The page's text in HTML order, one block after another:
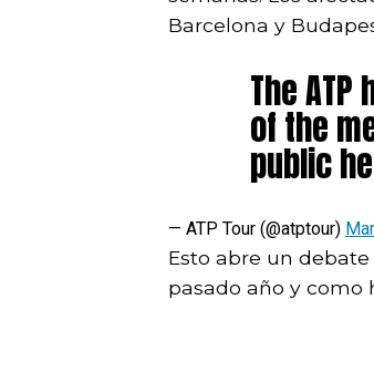
Barcelona y
The
of the
public
— ATP Tour (@atptour)
Esto abre un
pasado año y como